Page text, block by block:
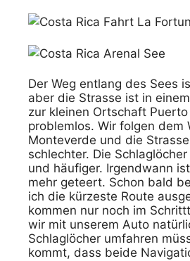
Der Weg entlang des Sees
aber die Strasse ist in
zur kleinen Ortschaft
problemlos. Wir folgen dem
Monteverde und die
schlechter. Die
und häufiger. Irgendwann
mehr geteert. Schon bald
ich die kürzeste Route
kommen nur noch im
wir mit unserem Auto
Schlaglöcher umfahren
kommt, dass beide